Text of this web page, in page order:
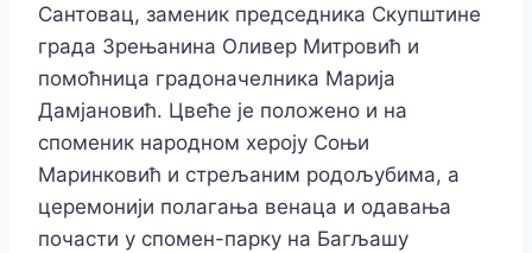
Сантовац, заменик председника Скупштине
града Зрењанина Оливер Митровић и
помоћница градоначелника Марија
Дамјановић. Цвеће је положено и на
споменик народном хероју Соњи
Маринковић и стрељаним родољубима, а
церемонији полагања венаца и одавања
почасти у спомен-парку на Багљашу